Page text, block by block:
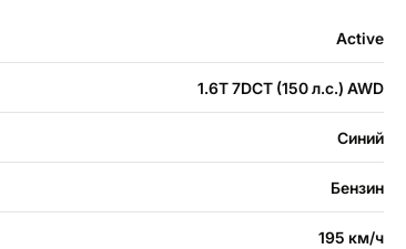
Active
1.6T 7DCT (150 л.с.) AWD
Синий
Бензин
195 км/ч